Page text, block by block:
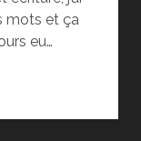
mots et ça
eu…